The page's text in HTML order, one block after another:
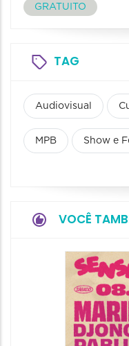
GRATUITO
TAG
Audiovisual
MPB Show e
VOCÊ